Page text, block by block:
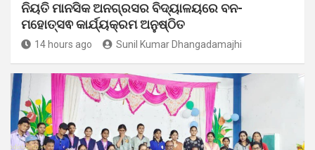
ନିୟତି ମାନସିକ ଅନଗ୍ରସର ବିଦ୍ୟାଳୟରେ ବନ-
ମହୋତ୍ସଵ କାର୍ଯ୍ୟକ୍ରମ ଅନୁଷ୍ଠିତ
14 hours ago Sunil Kumar Dhangadamajhi